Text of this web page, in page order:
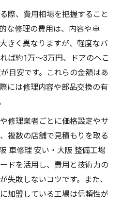
際、費用相場を把握すること
な修理の費用は、内容や車
きく異なりますが、軽度なバ
ば約1万〜3万円、ドアのへこ
目安です。これらの金額はあ
には修理内容や部品交換の有
修理業者ごとに価格設定やサ
複数の店舗で見積もりを取る
車修理 安い・大阪 整備工場
ドを活用し、費用と技術力の
失敗しないコツです。また、
加盟している工場は信頼性が